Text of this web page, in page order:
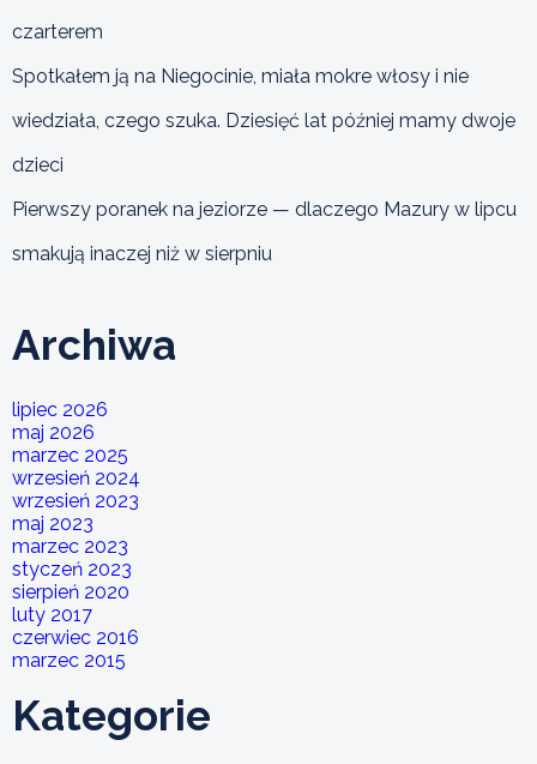
czarterem
Spotkałem ją na Niegocinie, miała mokre włosy i nie
wiedziała, czego szuka. Dziesięć lat później mamy dwoje
dzieci
Pierwszy poranek na jeziorze — dlaczego Mazury w lipcu
smakują inaczej niż w sierpniu
Archiwa
lipiec 2026
maj 2026
marzec 2025
wrzesień 2024
wrzesień 2023
maj 2023
marzec 2023
styczeń 2023
sierpień 2020
luty 2017
czerwiec 2016
marzec 2015
Kategorie